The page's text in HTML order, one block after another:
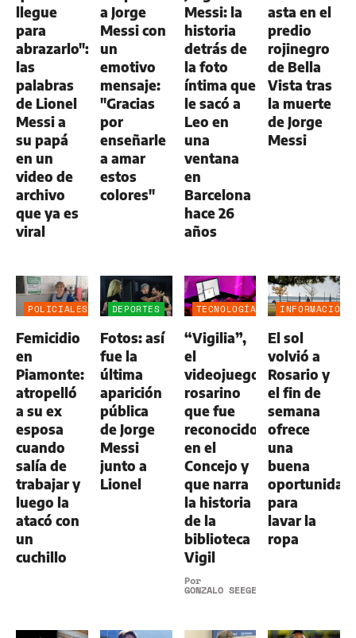
llegue
para
abrazarlo":
las
palabras
de Lionel
Messi a
su papá
en un
video de
archivo
que ya es
viral
a Jorge
Messi con
un
emotivo
mensaje:
"Gracias
por
enseñarle
a amar
estos
colores"
Messi: la
historia
detrás de
la foto
íntima que
le sacó a
Leo en
una
ventana
en
Barcelona
hace 26
años
asta en el
predio
rojinegro
de Bella
Vista tras
la muerte
de Jorge
Messi
POLICIALES
Femicidio
en
Piamonte:
atropelló
a su ex
esposa
cuando
salía de
trabajar y
luego la
atacó con
un
cuchillo
DEPORTES
Fotos: así
fue la
última
aparición
pública
de Jorge
Messi
junto a
Lionel
TECNOLOGÍA
“Vigilia”,
el
videojuego
rosarino
que fue
reconocido
en el
Concejo y
que narra
la historia
de la
biblioteca
Vigil
Por
GONZALO SEEGER
INFORMACIÓN
El sol
volvió a
Rosario y
el fin de
semana
ofrece
una
buena
oportunidad
para
lavar la
ropa